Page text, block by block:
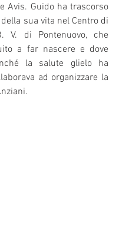
Avis. Guido ha trascorso
sua vita nel Centro di
V. di Pontenuovo, che
a far nascere e dove
la salute glielo ha
ad organizzare la